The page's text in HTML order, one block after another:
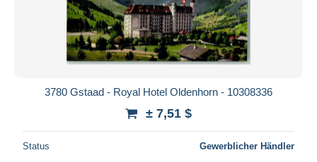
3780 Gstaad - Royal Hotel Oldenhorn - 10308336
± 7,51 $
Status Gewerblicher Händler